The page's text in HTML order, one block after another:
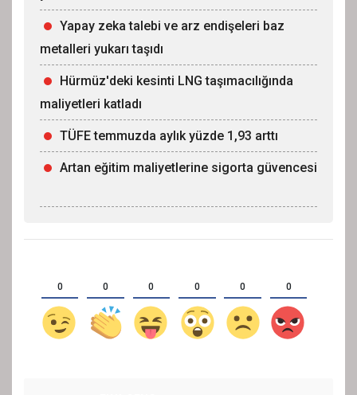
Yapay zeka talebi ve arz endişeleri baz
metalleri yukarı taşıdı
Hürmüz'deki kesinti LNG taşımacılığında
maliyetleri katladı
TÜFE temmuzda aylık yüzde 1,93 arttı
Artan eğitim maliyetlerine sigorta güvencesi
0 0 0 0 0 0